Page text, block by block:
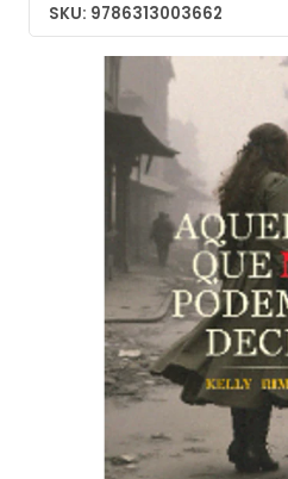
SKU: 9786313003662